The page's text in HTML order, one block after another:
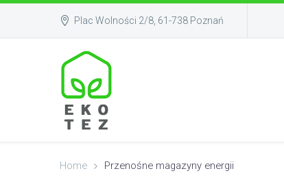
Plac Wolności 2/8, 61-738 Poznań
Home Przenośne magazyny energii